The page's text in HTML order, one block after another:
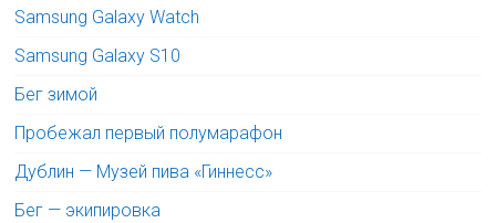
Samsung Galaxy Watch
Samsung Galaxy S10
Бег зимой
Пробежал первый полумарафон
Дублин — Музей пива «Гиннесс»
Бег — экипировка